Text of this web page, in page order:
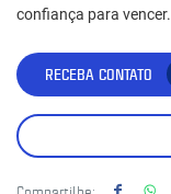
confiança para vencer.
RECEBA CONTATO